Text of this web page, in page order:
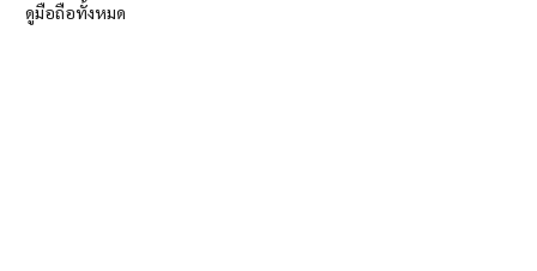
ดูมือถือทั้งหมด